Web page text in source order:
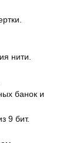
нити.
банок и
9 бит.